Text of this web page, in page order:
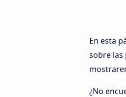
En esta
sobre las
¿No